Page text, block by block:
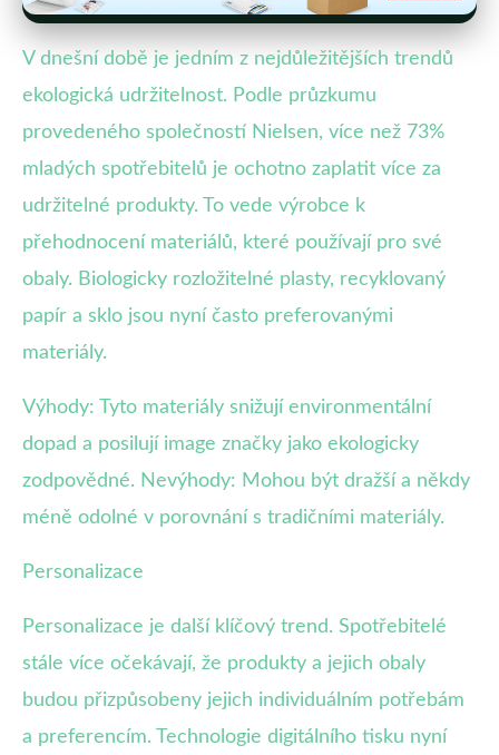
V dnešní době je jedním z nejdůležitějších trendů
ekologická udržitelnost. Podle průzkumu
provedeného společností Nielsen, více než 73%
mladých spotřebitelů je ochotno zaplatit více za
udržitelné produkty. To vede výrobce k
přehodnocení materiálů, které používají pro své
obaly. Biologicky rozložitelné plasty, recyklovaný
papír a sklo jsou nyní často preferovanými
materiály.
Výhody: Tyto materiály snižují environmentální
dopad a posilují image značky jako ekologicky
zodpovědné. Nevýhody: Mohou být dražší a někdy
méně odolné v porovnání s tradičními materiály.
Personalizace
Personalizace je další klíčový trend. Spotřebitelé
stále více očekávají, že produkty a jejich obaly
budou přizpůsobeny jejich individuálním potřebám
a preferencím. Technologie digitálního tisku nyní